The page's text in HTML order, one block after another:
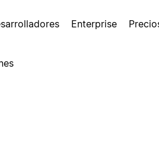
Enterprise